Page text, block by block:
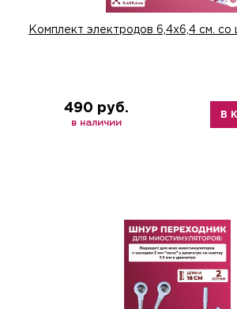
Комплект электродов 6,4х6,4 см.
490 руб.
в наличии
В